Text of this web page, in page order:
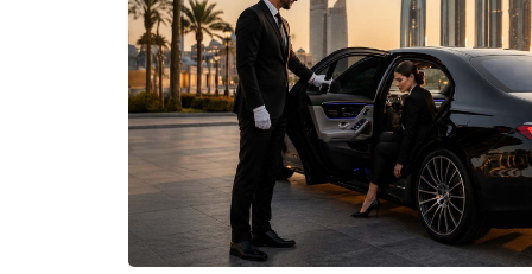
LAHTI - FINLAND